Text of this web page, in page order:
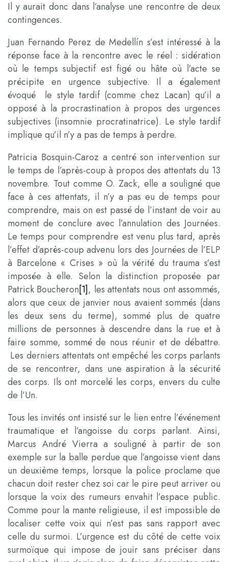
Il y aurait donc dans l’analyse une rencontre de deux
contingences.
Juan Fernando Perez de Medellín s’est intéressé à la
réponse face à la rencontre avec le réel : sidération
où le temps subjectif est figé ou hâte où l’acte se
précipite en urgence subjective. Il a également
évoqué le style tardif (comme chez Lacan) qu’il a
opposé à la procrastination à propos des urgences
subjectives (insomnie procratinatrice). Le style tardif
implique qu’il n’y a pas de temps à perdre.
Patricia Bosquin-Caroz a centré son intervention sur
le temps de l’après-coup à propos des attentats du 13
novembre. Tout comme O. Zack, elle a souligné que
face à ces attentats, il n’y a pas eu de temps pour
comprendre, mais on est passé de l’instant de voir au
moment de conclure avec l’annulation des Journées.
Le temps pour comprendre est venu plus tard, après
l’effet d’après-coup advenu lors des Journées de l’ELP
à Barcelone « Crises » où la vérité du trauma s’est
imposée à elle. Selon la distinction proposée par
Patrick Boucheron[1], les attentats nous ont assommés,
alors que ceux de janvier nous avaient sommés (dans
les deux sens du terme), sommé plus de quatre
millions de personnes à descendre dans la rue et à
faire somme, sommé de nous réunir et de débattre.
Les derniers attentats ont empêché les corps parlants
de se rencontrer, dans une aspiration à la sécurité
des corps. Ils ont morcelé les corps, envers du culte
de l’Un.
Tous les invités ont insisté sur le lien entre l’événement
traumatique et l’angoisse du corps parlant. Ainsi,
Marcus André Vierra a souligné à partir de son
exemple sur la balle perdue que l’angoisse vient dans
un deuxième temps, lorsque la police proclame que
chacun doit rester chez soi car le pire peut arriver ou
lorsque la voix des rumeurs envahit l’espace public.
Comme pour la mante religieuse, il est impossible de
localiser cette voix qui n’est pas sans rapport avec
celle du surmoi. L’urgence est du côté de cette voix
surmoïque qui impose de jouir sans préciser dans